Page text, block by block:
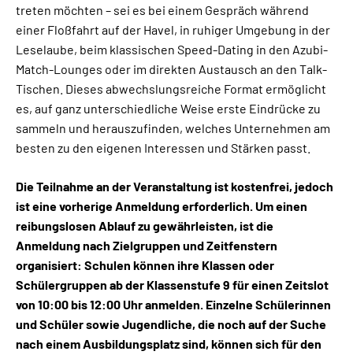
treten möchten – sei es bei einem Gespräch während
einer Floßfahrt auf der Havel, in ruhiger Umgebung in der
Leselaube, beim klassischen Speed-Dating in den Azubi-
Match-Lounges oder im direkten Austausch an den Talk-
Tischen. Dieses abwechslungsreiche Format ermöglicht
es, auf ganz unterschiedliche Weise erste Eindrücke zu
sammeln und herauszufinden, welches Unternehmen am
besten zu den eigenen Interessen und Stärken passt.
Die Teilnahme an der Veranstaltung ist kostenfrei, jedoch
ist eine vorherige Anmeldung erforderlich. Um einen
reibungslosen Ablauf zu gewährleisten, ist die
Anmeldung nach Zielgruppen und Zeitfenstern
organisiert: Schulen können ihre Klassen oder
Schülergruppen ab der Klassenstufe 9 für einen Zeitslot
von 10:00 bis 12:00 Uhr anmelden. Einzelne Schülerinnen
und Schüler sowie Jugendliche, die noch auf der Suche
nach einem Ausbildungsplatz sind, können sich für den